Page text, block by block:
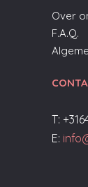
Over
F.A.Q.
T:
E: